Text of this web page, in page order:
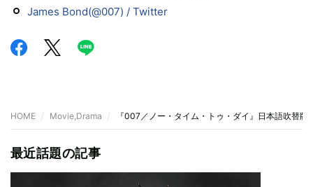
James Bond(@007) / Twitter
HOME Movie,Drama 『007／ノー・タイム・トゥ・ダイ』日本語吹替版
最近話題の記事